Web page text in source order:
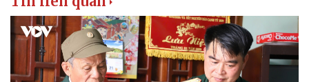
Sân khấu - Điện ảnh
Văn học
Âm nhạc
Di sản
Nghệ sĩ
Thời trang
Sao Việt